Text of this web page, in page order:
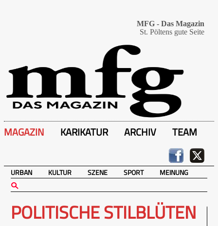
MFG - Das Magazin
St. Pöltens gute Seite
MAGAZIN KARIKATUR ARCHIV TEAM
URBAN KULTUR SZENE SPORT MEINUNG
POLITISCHE STILBLÜTEN